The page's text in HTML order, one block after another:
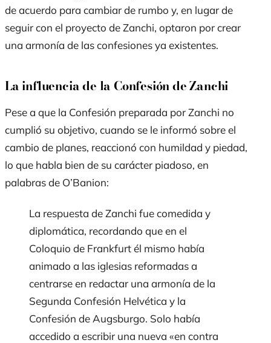
de acuerdo para cambiar de rumbo y, en lugar de
seguir con el proyecto de Zanchi, optaron por crear
una armonía de las confesiones ya existentes.
La influencia de la Confesión de Zanchi
Pese a que la Confesión preparada por Zanchi no
cumplió su objetivo, cuando se le informó sobre el
cambio de planes, reaccionó con humildad y piedad,
lo que habla bien de su carácter piadoso, en
palabras de O’Banion:
La respuesta de Zanchi fue comedida y
diplomática, recordando que en el
Coloquio de Frankfurt él mismo había
animado a las iglesias reformadas a
centrarse en redactar una armonía de la
Segunda Confesión Helvética y la
Confesión de Augsburgo. Solo había
accedido a escribir una nueva «en contra